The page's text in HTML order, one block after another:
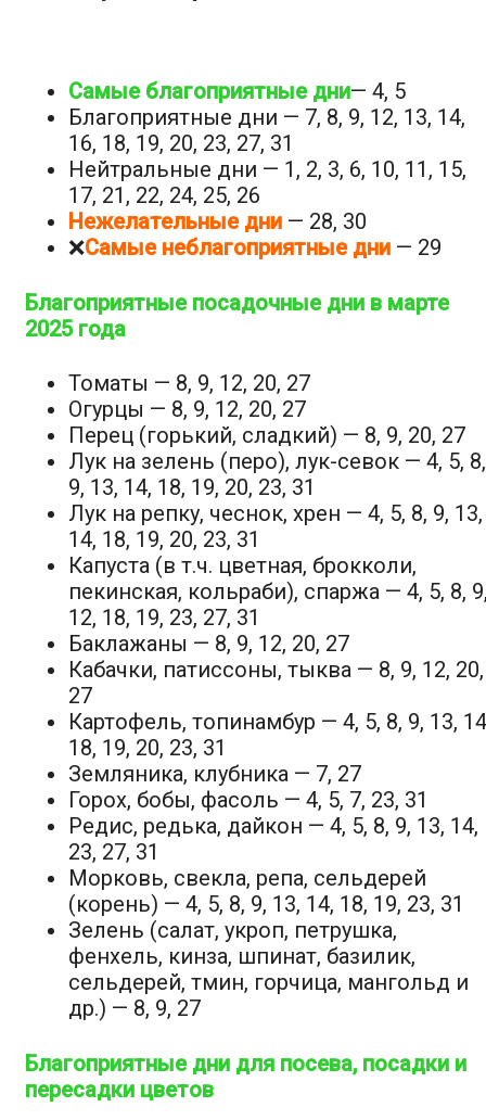
Самые благоприятные дни— 4, 5
Благоприятные дни — 7, 8, 9, 12, 13, 14,
16, 18, 19, 20, 23, 27, 31
Нейтральные дни — 1, 2, 3, 6, 10, 11, 15,
17, 21, 22, 24, 25, 26
Нежелательные дни — 28, 30
❌Самые неблагоприятные дни — 29
Благоприятные посадочные дни в марте
2025 года
Томаты — 8, 9, 12, 20, 27
Огурцы — 8, 9, 12, 20, 27
Перец (горький, сладкий) — 8, 9, 20, 27
Лук на зелень (перо), лук-севок — 4, 5, 8,
9, 13, 14, 18, 19, 20, 23, 31
Лук на репку, чеснок, хрен — 4, 5, 8, 9, 13,
14, 18, 19, 20, 23, 31
Капуста (в т.ч. цветная, брокколи,
пекинская, кольраби), спаржа — 4, 5, 8,
12, 18, 19, 23, 27, 31
Баклажаны — 8, 9, 12, 20, 27
Кабачки, патиссоны, тыква — 8, 9, 12, 20,
27
Картофель, топинамбур — 4, 5, 8, 9, 13,
18, 19, 20, 23, 31
Земляника, клубника — 7, 27
Горох, бобы, фасоль — 4, 5, 7, 23, 31
Редис, редька, дайкон — 4, 5, 8, 9, 13, 14,
23, 27, 31
Морковь, свекла, репа, сельдерей
(корень) — 4, 5, 8, 9, 13, 14, 18, 19, 23, 31
Зелень (салат, укроп, петрушка,
фенхель, кинза, шпинат, базилик,
сельдерей, тмин, горчица, мангольд и
др.) — 8, 9, 27
Благоприятные дни для посева, посадки и
пересадки цветов